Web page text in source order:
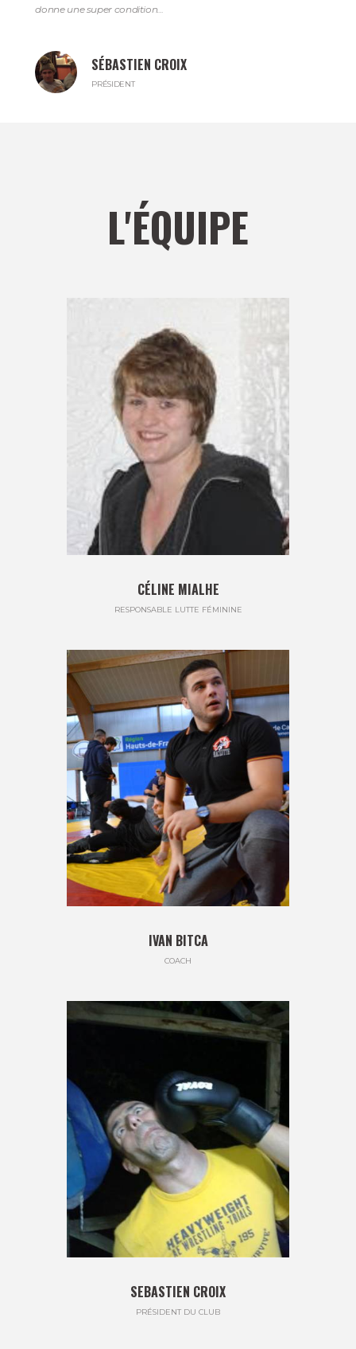
donne une super condition…
SÉBASTIEN CROIX
PRÉSIDENT
L'ÉQUIPE
CÉLINE MIALHE
RESPONSABLE LUTTE FÉMININE
IVAN BITCA
COACH
SEBASTIEN CROIX
PRÉSIDENT DU CLUB